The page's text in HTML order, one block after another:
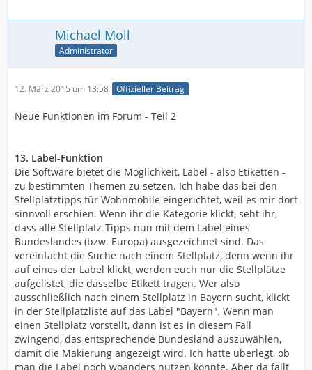
Michael Moll
Administrator
12. März 2015 um 13:58 Offizieller Beitrag
Neue Funktionen im Forum - Teil 2
13. Label-Funktion
Die Software bietet die Möglichkeit, Label - also Etiketten -
zu bestimmten Themen zu setzen. Ich habe das bei den
Stellplatztipps für Wohnmobile eingerichtet, weil es mir dort
sinnvoll erschien. Wenn ihr die Kategorie klickt, seht ihr,
dass alle Stellplatz-Tipps nun mit dem Label eines
Bundeslandes (bzw. Europa) ausgezeichnet sind. Das
vereinfacht die Suche nach einem Stellplatz, denn wenn ihr
auf eines der Label klickt, werden euch nur die Stellplätze
aufgelistet, die dasselbe Etikett tragen. Wer also
ausschließlich nach einem Stellplatz in Bayern sucht, klickt
in der Stellplatzliste auf das Label "Bayern". Wenn man
einen Stellplatz vorstellt, dann ist es in diesem Fall
zwingend, das entsprechende Bundesland auszuwählen,
damit die Makierung angezeigt wird. Ich hatte überlegt, ob
man die Label noch woanders nutzen könnte. Aber da fällt